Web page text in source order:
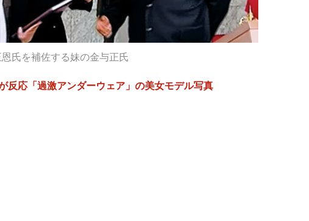
氏を補佐する妹の金与正氏
反応「過激アンダーウェア」の美女モデル写真